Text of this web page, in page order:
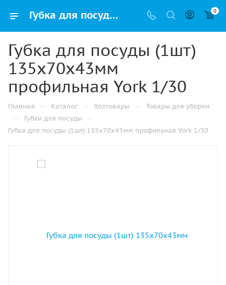
Губка для посуды (1шт) 135х70х43мм профильная York 1/30 купить в Челябинске с доставкой оптом и в розницу 0
Губка для посуды (1шт)
135х70х43мм
профильная York 1/30
Главная — Каталог — Хозтовары — Товары для уборки
— Губки для посуды —
Губка для посуды (1шт) 135х70х43мм профильная York 1/30